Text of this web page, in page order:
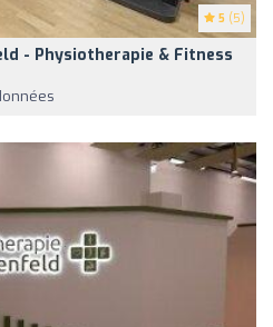
5 (5)
- Physiotherapie & Fitness